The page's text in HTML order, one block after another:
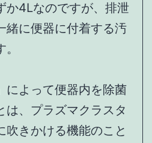
か4Lなのですが、排泄
緒に便器に付着する汚
によって便器内を除菌
は、プラズマクラスタ
吹きかける機能のこと